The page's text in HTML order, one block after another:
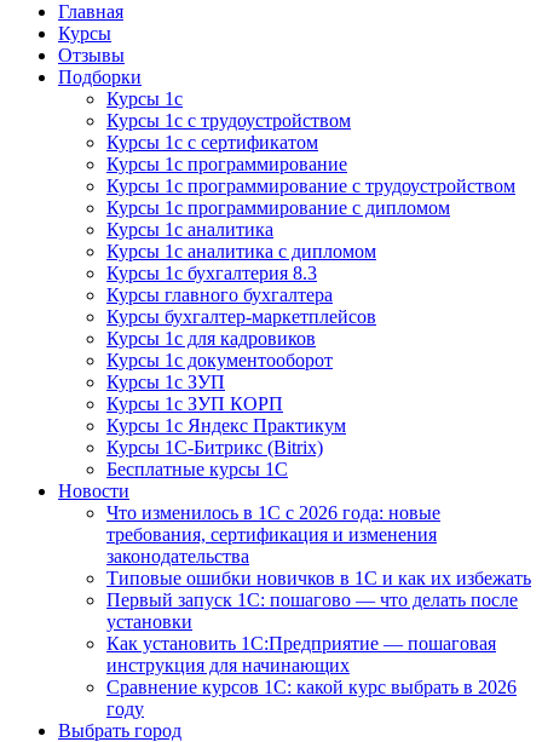
Курсы 1С
Курсы 1С официальная сертификация
Главная
Курсы
Отзывы
Подборки
Курсы 1с
Курсы 1с с трудоустройством
Курсы 1с с сертификатом
Курсы 1с программирование
Курсы 1с программирование с трудоустройством
Курсы 1с программирование с дипломом
Курсы 1с аналитика
Курсы 1с аналитика с дипломом
Курсы 1с бухгалтерия 8.3
Курсы главного бухгалтера
Курсы бухгалтер-маркетплейсов
Курсы 1с для кадровиков
Курсы 1с документооборот
Курсы 1с ЗУП
Курсы 1с ЗУП КОРП
Курсы 1с Яндекс Практикум
Курсы 1С-Битрикс (Bitrix)
Бесплатные курсы 1С
Новости
Что изменилось в 1С с 2026 года: новые
требования, сертификация и изменения
законодательства
Типовые ошибки новичков в 1С и как их избежать
Первый запуск 1С: пошагово — что делать после
установки
Как установить 1С:Предприятие — пошаговая
инструкция для начинающих
Сравнение курсов 1С: какой курс выбрать в 2026
году
Выбрать город